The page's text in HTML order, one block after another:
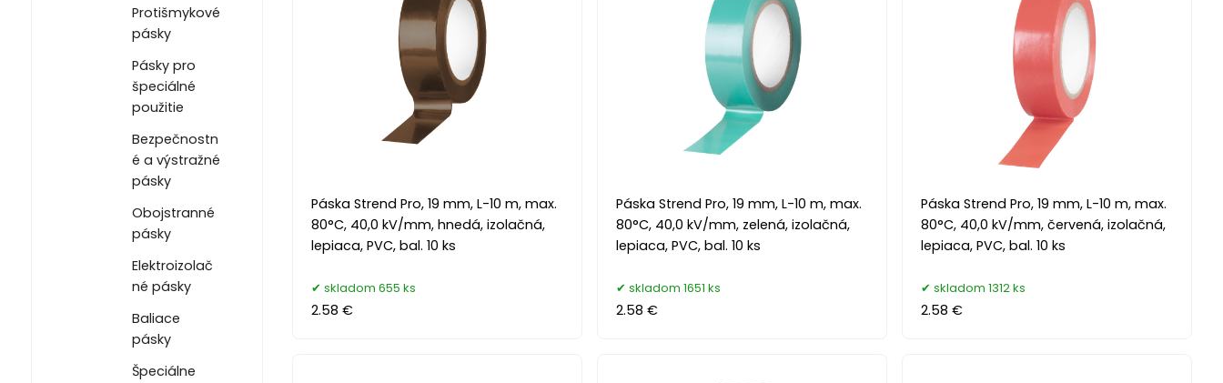
Protišmykové
pásky
Pásky pro
špeciálné
použitie
Bezpečnostn
é a výstražné
pásky
Obojstranné
pásky
Elektroizolač
né pásky
Baliace
pásky
Špeciálne
Páska Strend Pro, 19 mm, L-10 m, max.
80°C, 40,0 kV/mm, hnedá, izolačná,
lepiaca, PVC, bal. 10 ks
skladom 655 ks
2.58 €
Páska Strend Pro, 19 mm, L-10 m, max.
80°C, 40,0 kV/mm, zelená, izolačná,
lepiaca, PVC, bal. 10 ks
skladom 1651 ks
2.58 €
Páska Strend Pro, 19 mm, L-10 m, max.
80°C, 40,0 kV/mm, červená, izolačná,
lepiaca, PVC, bal. 10 ks
skladom 1312 ks
2.58 €